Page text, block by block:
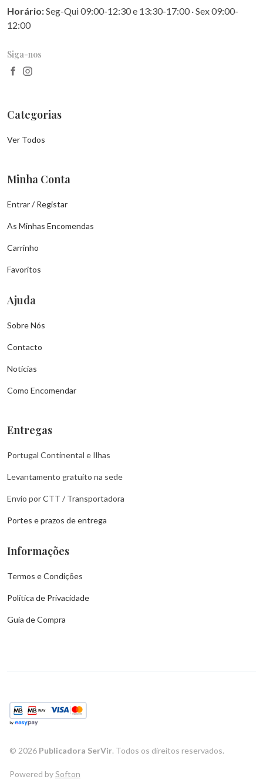
Horário:Seg-Qui 09:00-12:30 e 13:30-17:00 · Sex 09:00-
12:00
Siga-nos
Categorias
Ver Todos
Minha Conta
Entrar / Registar
As Minhas Encomendas
Carrinho
Favoritos
Ajuda
Sobre Nós
Contacto
Notícias
Como Encomendar
Entregas
Portugal Continental e Ilhas
Levantamento gratuito na sede
Envio por CTT / Transportadora
Portes e prazos de entrega
Informações
Termos e Condições
Política de Privacidade
Guia de Compra
© 2026 Publicadora SerVir. Todos os direitos reservados.
Powered bySofton